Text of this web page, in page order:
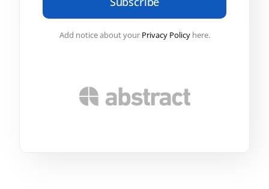
Add notice about your Privacy Policyhere.